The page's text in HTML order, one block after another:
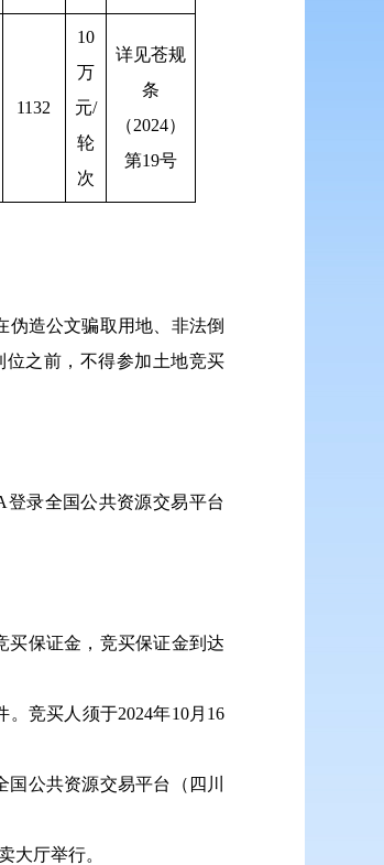
1132
10
万
元/
轮
次
详见苍规
条
（2024）
第19号
伪造公文骗取用地、非法倒
之前，不得参加土地竞买
登录全国公共资源交易平台
买保证金，竞买保证金到达
竞买人须于2024年10月16
公共资源交易平台（四川
大厅举行。